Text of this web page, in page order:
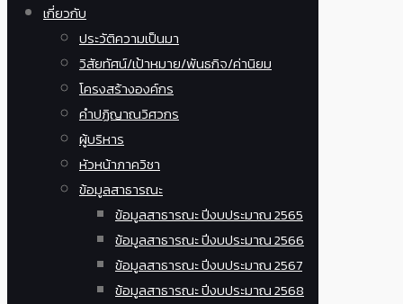
เกี่ยวกับ
ประวัติความเป็นมา
วิสัยทัศน์/เป้าหมาย/พันธกิจ/ค่านิยม
โครงสร้างองค์กร
คำปฏิญาณวิศวกร
ผู้บริหาร
หัวหน้าภาควิชา
ข้อมูลสาธารณะ
ข้อมูลสาธารณะ ปีงบประมาณ 2565
ข้อมูลสาธารณะ ปีงบประมาณ 2566
ข้อมูลสาธารณะ ปีงบประมาณ 2567
ข้อมูลสาธารณะ ปีงบประมาณ 2568